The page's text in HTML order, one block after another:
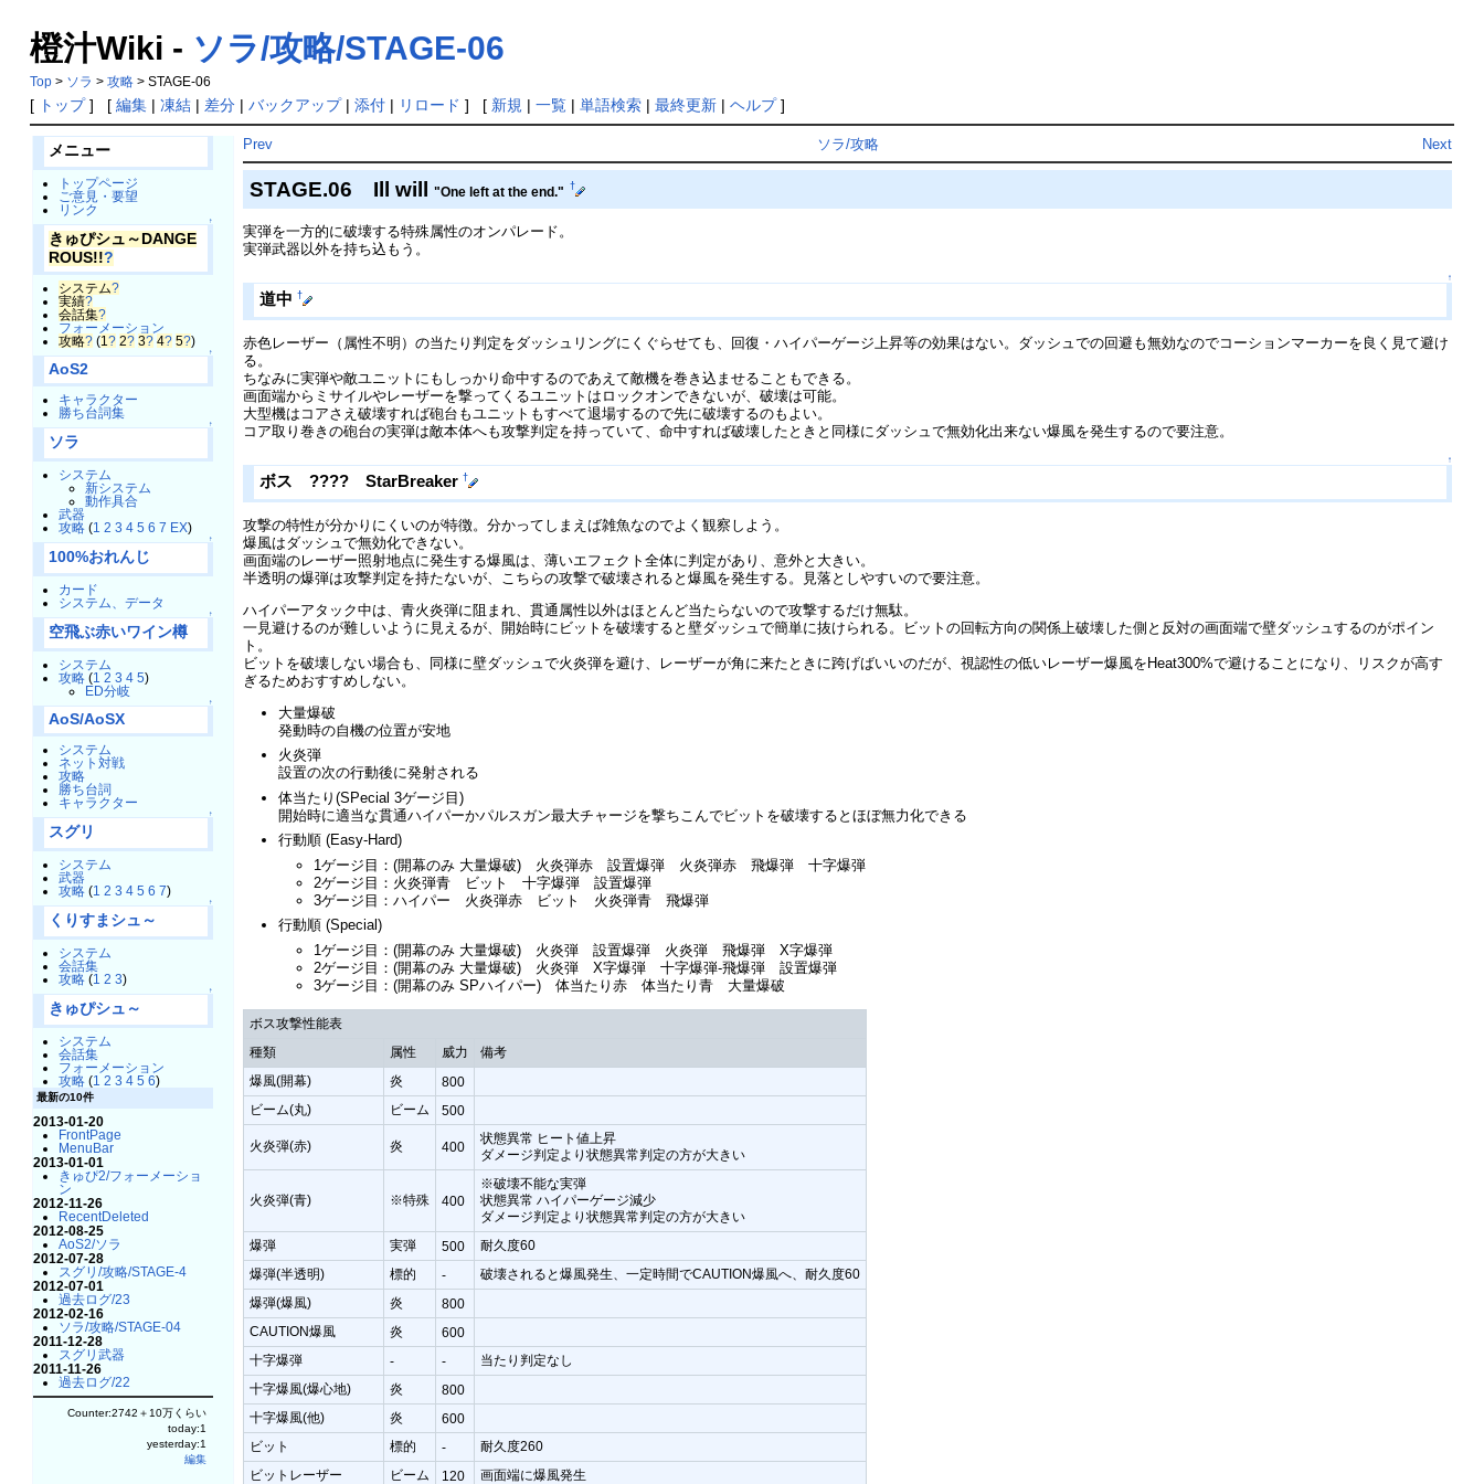
橙汁Wiki - ソラ/攻略/STAGE-06
Top> ソラ > 攻略> STAGE-06
[ トップ] [ 編集| 凍結| 差分| バックアップ| 添付| リロード ] [ 新規 | 一覧| 単語検索| 最終更新| ヘルプ]
メニュー
トップページ
ご意見・要望
リンク
↑
きゅぴシュ～DANGE
ROUS!!?
システム?
実績?
会話集?
フォーメーション
攻略? (1? 2? 3? 4? 5?)
↑
AoS2
キャラクター
勝ち台詞集
↑
ソラ
システム
新システム
動作具合
武器
攻略 (1 2 3 4 5 6 7 EX)
↑
100%おれんじ
カード
システム、データ
↑
空飛ぶ赤いワイン樽
システム
攻略 (1 2 3 4 5)
ED分岐
↑
AoS/AoSX
システム
ネット対戦
攻略
勝ち台詞
キャラクター
↑
スグリ
システム
武器
攻略 (1 2 3 4 5 6 7)
↑
くりすまシュ～
システム
会話集
攻略 (1 2 3)
↑
きゅぴシュ～
システム
会話集
フォーメーション
攻略 (1 2 3 4 5 6)
最新の10件
2013-01-20
FrontPage
MenuBar
2013-01-01
きゅぴ2/フォーメーショ
ン
2012-11-26
RecentDeleted
2012-08-25
AoS2/ソラ
2012-07-28
スグリ/攻略/STAGE-4
2012-07-01
過去ログ/23
2012-02-16
ソラ/攻略/STAGE-04
2011-12-28
スグリ武器
2011-11-26
過去ログ/22
Counter:2742＋10万くらい
today:1
yesterday:1
編集
Prev Next
ソラ/攻略
STAGE.06 Ill will"One left at the end." †
実弾を一方的に破壊する特殊属性のオンパレード。
実弾武器以外を持ち込もう。
↑
道中 †
赤色レーザー（属性不明）の当たり判定をダッシュリングにくぐらせても、回復・ハイパーゲージ上昇等の効果はない。ダッシュでの回避も無効なのでコーションマーカーを良く見て避け
る。
ちなみに実弾や敵ユニットにもしっかり命中するのであえて敵機を巻き込ませることもできる。
画面端からミサイルやレーザーを撃ってくるユニットはロックオンできないが、破壊は可能。
大型機はコアさえ破壊すれば砲台もユニットもすべて退場するので先に破壊するのもよい。
コア取り巻きの砲台の実弾は敵本体へも攻撃判定を持っていて、命中すれば破壊したときと同様にダッシュで無効化出来ない爆風を発生するので要注意。
↑
ボス ???? StarBreaker †
攻撃の特性が分かりにくいのが特徴。分かってしまえば雑魚なのでよく観察しよう。
爆風はダッシュで無効化できない。
画面端のレーザー照射地点に発生する爆風は、薄いエフェクト全体に判定があり、意外と大きい。
半透明の爆弾は攻撃判定を持たないが、こちらの攻撃で破壊されると爆風を発生する。見落としやすいので要注意。
ハイパーアタック中は、青火炎弾に阻まれ、貫通属性以外はほとんど当たらないので攻撃するだけ無駄。
一見避けるのが難しいように見えるが、開始時にビットを破壊すると壁ダッシュで簡単に抜けられる。ビットの回転方向の関係上破壊した側と反対の画面端で壁ダッシュするのがポイン
ト。
ビットを破壊しない場合も、同様に壁ダッシュで火炎弾を避け、レーザーが角に来たときに跨げばいいのだが、視認性の低いレーザー爆風をHeat300%で避けることになり、リスクが高す
ぎるためおすすめしない。
大量爆破
発動時の自機の位置が安地
火炎弾
設置の次の行動後に発射される
体当たり(SPecial 3ゲージ目)
開始時に適当な貫通ハイパーかパルスガン最大チャージを撃ちこんでビットを破壊するとほぼ無力化できる
行動順 (Easy-Hard)
1ゲージ目：(開幕のみ 大量爆破) 火炎弾赤 設置爆弾 火炎弾赤 飛爆弾 十字爆弾
2ゲージ目：火炎弾青 ビット 十字爆弾 設置爆弾
3ゲージ目：ハイパー 火炎弾赤 ビット 火炎弾青 飛爆弾
行動順 (Special)
1ゲージ目：(開幕のみ 大量爆破) 火炎弾 設置爆弾 火炎弾 飛爆弾 X字爆弾
2ゲージ目：(開幕のみ 大量爆破) 火炎弾 X字爆弾 十字爆弾-飛爆弾 設置爆弾
3ゲージ目：(開幕のみ SPハイパー) 体当たり赤 体当たり青 大量爆破
ボス攻撃性能表
種類
属性 威力
備考
爆風(開幕)
炎
800
ビーム(丸)
ビーム 500
火炎弾(赤) 炎 400
状態異常 ヒート値上昇
ダメージ判定より状態異常判定の方が大きい
火炎弾(青) ※特殊 400
※破壊不能な実弾
状態異常 ハイパーゲージ減少
ダメージ判定より状態異常判定の方が大きい
爆弾
実弾 500
耐久度60
爆弾(半透明)
標的 -
破壊されると爆風発生、一定時間でCAUTION爆風へ、耐久度60
爆弾(爆風)
炎
800
CAUTION爆風
炎
600
十字爆弾
- -
当たり判定なし
十字爆風(爆心地)
炎
800
十字爆風(他)
炎
600
ビット
標的 -
耐久度260
ビットレーザー
ビーム 120 画面端に爆風発生